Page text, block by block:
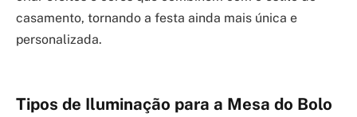
casamento, tornando a festa ainda mais única e
personalizada.
Tipos de Iluminação para a Mesa do Bolo